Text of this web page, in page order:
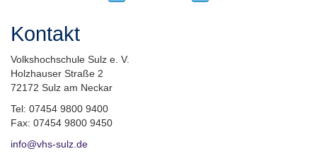
Kontakt
Volkshochschule Sulz e. V.
Holzhauser Straße 2
72172 Sulz am Neckar
Tel: 07454 9800 9400
Fax: 07454 9800 9450
info@vhs-sulz.de